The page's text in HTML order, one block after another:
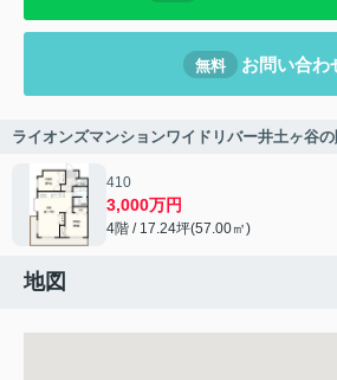
無料 お問い合わ
ライオンズマンションワイドリバー井土ヶ谷
410
3,000万円
4階 / 17.24坪(57.00㎡)
地図